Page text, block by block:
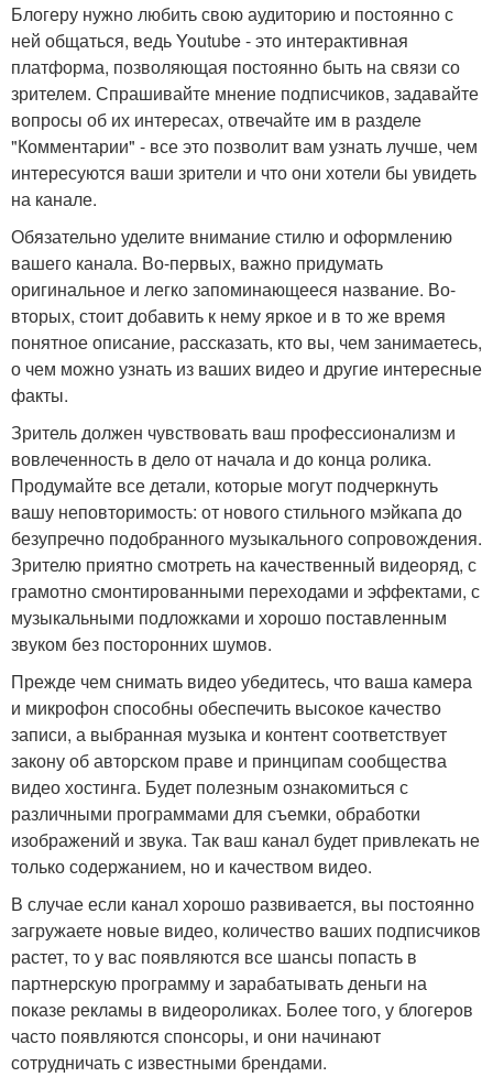
Блогеру нужно любить свою аудиторию и постоянно с
ней общаться, ведь Youtube - это интерактивная
платформа, позволяющая постоянно быть на связи со
зрителем. Спрашивайте мнение подписчиков, задавайте
вопросы об их интересах, отвечайте им в разделе
"Комментарии" - все это позволит вам узнать лучше, чем
интересуются ваши зрители и что они хотели бы увидеть
на канале.
Обязательно уделите внимание стилю и оформлению
вашего канала. Во-первых, важно придумать
оригинальное и легко запоминающееся название. Во-
вторых, стоит добавить к нему яркое и в то же время
понятное описание, рассказать, кто вы, чем занимаетесь,
о чем можно узнать из ваших видео и другие интересные
факты.
Зритель должен чувствовать ваш профессионализм и
вовлеченность в дело от начала и до конца ролика.
Продумайте все детали, которые могут подчеркнуть
вашу неповторимость: от нового стильного мэйкапа до
безупречно подобранного музыкального сопровождения.
Зрителю приятно смотреть на качественный видеоряд, с
грамотно смонтированными переходами и эффектами, с
музыкальными подложками и хорошо поставленным
звуком без посторонних шумов.
Прежде чем снимать видео убедитесь, что ваша камера
и микрофон способны обеспечить высокое качество
записи, а выбранная музыка и контент соответствует
закону об авторском праве и принципам сообщества
видео хостинга. Будет полезным ознакомиться с
различными программами для съемки, обработки
изображений и звука. Так ваш канал будет привлекать не
только содержанием, но и качеством видео.
В случае если канал хорошо развивается, вы постоянно
загружаете новые видео, количество ваших подписчиков
растет, то у вас появляются все шансы попасть в
партнерскую программу и зарабатывать деньги на
показе рекламы в видеороликах. Более того, у блогеров
часто появляются спонсоры, и они начинают
сотрудничать с известными брендами.